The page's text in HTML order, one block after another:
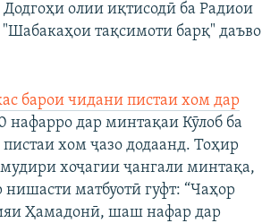
олии иқтисодӣ ба Радиои
"Шабакаҳои тақсимоти барқ" даъво
барои чидани пистаи хом дар
нафарро дар минтақаи Кӯлоб ба
хом ҷазо додаанд. Тоҳир
хоҷагии ҷангали минтақа,
матбуотӣ гуфт: “Чаҳор
Ҳамадонӣ, шаш нафар дар